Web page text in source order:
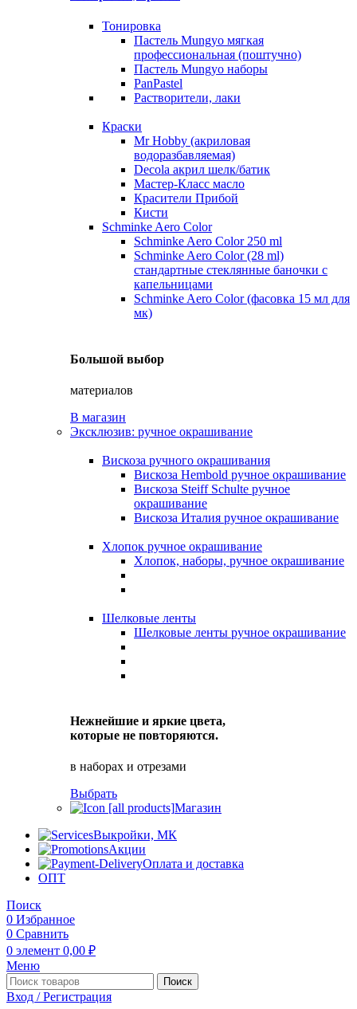
Тонировка
Пастель Mungyo мягкая
профессиональная (поштучно)
Пастель Mungyo наборы
PanPastel
Растворители, лаки
Краски
Mr Hobby (акриловая
водоразбавляемая)
Decola акрил шелк/батик
Мастер-Класс масло
Красители Прибой
Кисти
Schminke Aero Color
Schminke Aero Color 250 ml
Schminke Aero Color (28 ml)
стандартные стеклянные баночки с
капельницами
Schminke Aero Color (фасовка 15 мл для
мк)
Большой выбор
материалов
В магазин
Эксклюзив: ручное окрашивание
Вискоза ручного окрашивания
Вискоза Hembold ручное окрашивание
Вискоза Steiff Schulte ручное
окрашивание
Вискоза Италия ручное окрашивание
Хлопок ручное окрашивание
Хлопок, наборы, ручное окрашивание
Шелковые ленты
Шелковые ленты ручное окрашивание
Нежнейшие и яркие цвета,
которые не повторяются.
в наборах и отрезами
Выбрать
Магазин
Выкройки, МК
Акции
Оплата и доставка
ОПТ
Поиск
0 Избранное
0 Сравнить
0 элемент 0,00 ₽
Меню
Поиск
Вход / Регистрация